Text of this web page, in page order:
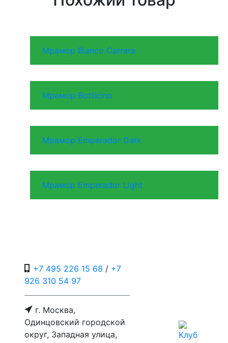
Мрамор Bianco Carrara
Мрамор Botticino
Мрамор Emperador Dark
Мрамор Emperador Light
+7 495 226 15 68 / +7
926 310 54 97
г. Москва,
Одинцовский городской
округ, Западная улица,